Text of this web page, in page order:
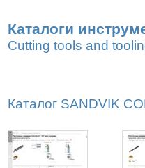
Каталоги
Cutting tools and
Каталог SANDVIK